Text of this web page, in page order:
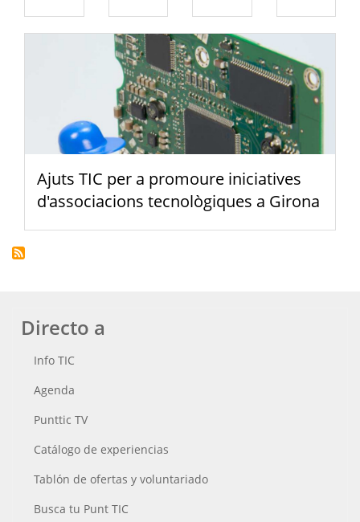
Ajuts TIC per a promoure iniciatives
d'associacions tecnològiques a Girona
Directo a
Info TIC
Agenda
Punttic TV
Catálogo de experiencias
Tablón de ofertas y voluntariado
Busca tu Punt TIC